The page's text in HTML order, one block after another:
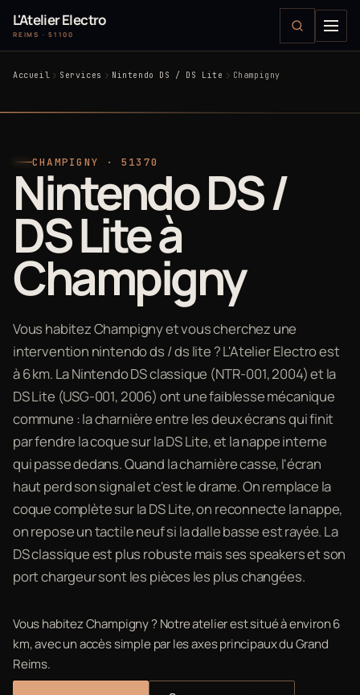
L'Atelier Electro
REIMS · 51100
Accueil Services Nintendo DS / DS Lite Champigny
CHAMPIGNY · 51370
Nintendo DS /
DS Lite à
Champigny
Vous habitez Champigny et vous cherchez une
intervention nintendo ds / ds lite ? L'Atelier Electro est
à 6 km. La Nintendo DS classique (NTR-001, 2004) et la
DS Lite (USG-001, 2006) ont une faiblesse mécanique
commune : la charnière entre les deux écrans qui finit
par fendre la coque sur la DS Lite, et la nappe interne
qui passe dedans. Quand la charnière casse, l'écran
haut perd son signal et c'est le drame. On remplace la
coque complète sur la DS Lite, on reconnecte la nappe,
on repose un tactile neuf si la dalle basse est rayée. La
DS classique est plus robuste mais ses speakers et son
port chargeur sont les pièces les plus changées.
Vous habitez Champigny ? Notre atelier est situé à environ 6
km, avec un accès simple par les axes principaux du Grand
Reims.